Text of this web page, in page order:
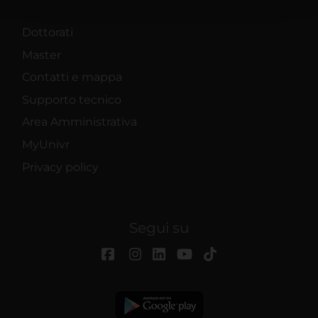
Dottorati
Master
Contatti e mappa
Supporto tecnico
Area Amministrativa
MyUnivr
Privacy policy
Segui su